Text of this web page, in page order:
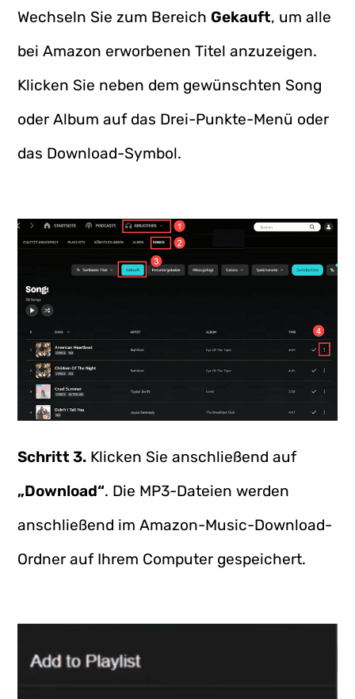
Wechseln Sie zum Bereich Gekauft, um alle
bei Amazon erworbenen Titel anzuzeigen.
Klicken Sie neben dem gewünschten Song
oder Album auf das Drei-Punkte-Menü oder
das Download-Symbol.
Schritt 3. Klicken Sie anschließend auf
„Download“. Die MP3-Dateien werden
anschließend im Amazon-Music-Download-
Ordner auf Ihrem Computer gespeichert.